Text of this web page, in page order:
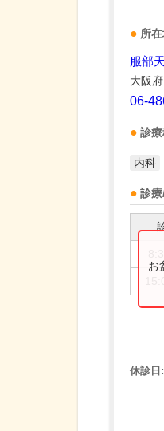
所
服部
大阪
06-
診療
内科
診
お
休診日: